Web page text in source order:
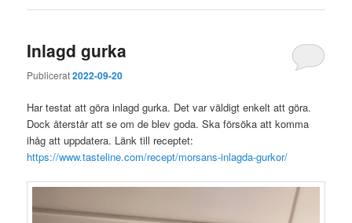
Inlagd gurka
Publicerat2022-09-20
Har testat att göra inlagd gurka. Det var väldigt enkelt att göra.
Dock återstår att se om de blev goda. Ska försöka att komma
ihåg att uppdatera. Länk till receptet:
https://www.tasteline.com/recept/morsans-inlagda-gurkor/